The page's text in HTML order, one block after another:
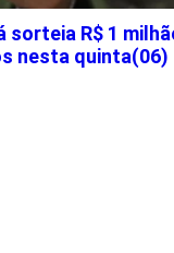
sorteia R$ 1
nesta quinta(06)